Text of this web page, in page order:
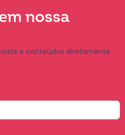
nossa
e conteúdos diretamente